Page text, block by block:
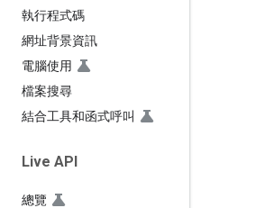
執行程式碼
網址背景資訊
電腦使用
檔案搜尋
結合工具和函式呼叫
Live API
總覽